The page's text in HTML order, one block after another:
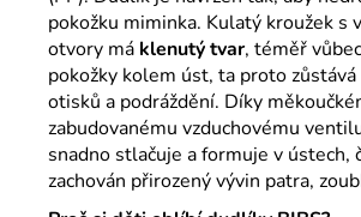
pokožku miminka. Kulatý kroužek s
otvory má klenutý tvar, téměř
pokožky kolem úst, ta proto
otisků a podráždění. Díky
zabudovanému vzduchovému
snadno stlačuje a formuje v ústech,
zachován přirozený vývin patra,